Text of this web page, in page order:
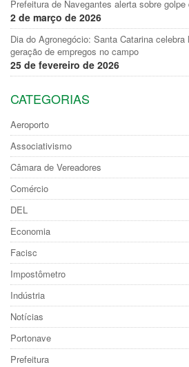
Prefeitura de Navegantes alerta sobre
2 de março de 2026
Dia do Agronegócio: Santa Catarina
geração de empregos no campo
25 de fevereiro de 2026
CATEGORIAS
Aeroporto
Associativismo
Câmara de Vereadores
Comércio
DEL
Economia
Facisc
Impostômetro
Indústria
Notícias
Portonave
Prefeitura